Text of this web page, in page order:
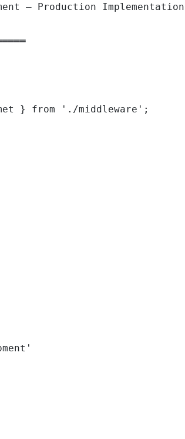
— Production Implementation
} from './middleware';